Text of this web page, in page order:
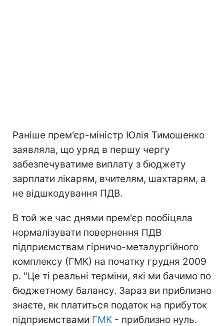
Раніше прем'єр-міністр Юлія Тимошенко
заявляла, що уряд в першу чергу
забезпечуватиме виплату з бюджету
зарплати лікарям, вчителям, шахтарям, а
не відшкодування ПДВ.
В той же час днями прем'єр пообіцяла
нормалізувати повернення ПДВ
підприємствам гірничо-металургійного
комплексу (ГМК) на початку грудня 2009
р. "Це ті реальні терміни, які ми бачимо по
бюджетному балансу. Зараз ви приблизно
знаєте, як платиться податок на прибуток
підприємствами ГМК - приблизно нуль.